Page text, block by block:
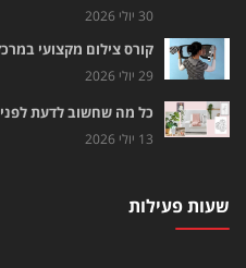
30 יולי 2026
קורס צילום מקצועי
29 יולי 2026
כל מה שחשוב לדעת
13 יולי 2026
שעות פעילות